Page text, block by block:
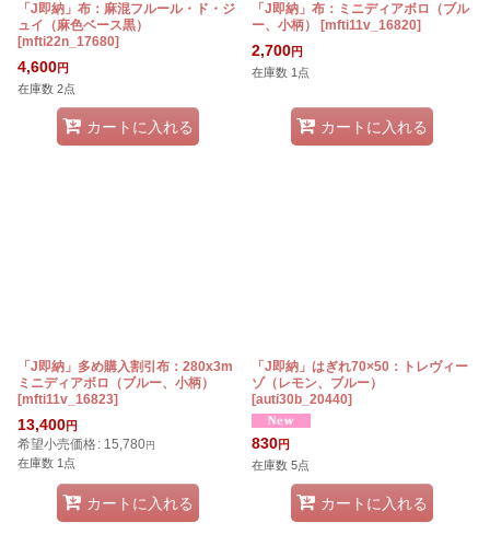
「J即納」布：麻混フルール・ド・ジ
ュイ（麻色ベース黒）
[mfti22n_17680]
4,600円
在庫数 2点
カートに入れる
「J即納」布：ミニディアボロ（ブル
ー、小柄）
[mfti11v_16820]
2,700円
在庫数 1点
カートに入れる
「J即納」多め購入割引布：280x3m
ミニディアボロ（ブルー、小柄）
[mfti11v_16823]
13,400円
希望小売価格: 15,780円
在庫数 1点
カートに入れる
「J即納」はぎれ70×50：トレヴィー
ゾ（レモン、ブルー）
[auti30b_20440]
830円
在庫数 5点
カートに入れる